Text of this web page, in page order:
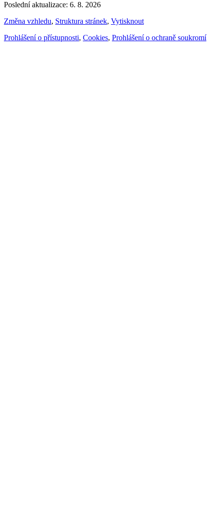
Poslední aktualizace: 6. 8. 2026
Změna vzhledu, Struktura stránek, Vytisknout
Prohlášení o přístupnosti, Cookies, Prohlášení o ochraně soukromí